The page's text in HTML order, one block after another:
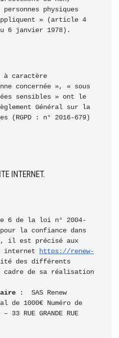
physiques
» (article 4
6 janvier 1978).
à caractère
concernée », « sous
sensibles » ont le
Général sur la
(RGPD : n° 2016-679)
INTERNET.
6 de la loi n° 2004-
la confiance dans
il est précisé aux
internet https://renew-
des différents
cadre de sa réalisation
:  SAS Renew
de 1000€ Numéro de
33 RUE GRANDE RUE